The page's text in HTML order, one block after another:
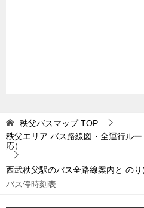
秩父バスマップTOP
秩父エリア バス路線図・全運行ル
応）
西武秩父駅のバス全路線案内と の
バス停時刻表